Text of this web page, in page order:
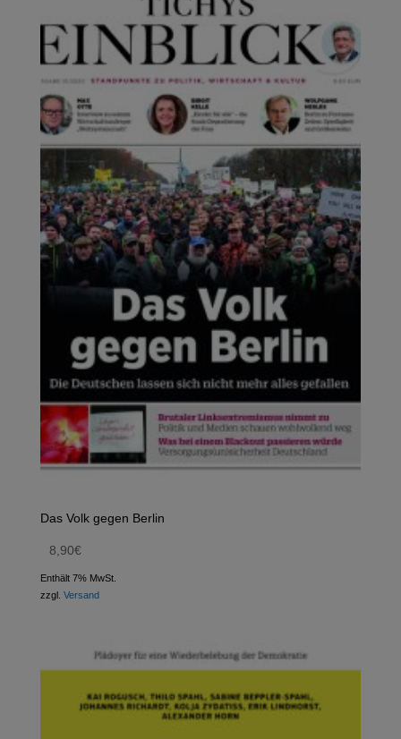
Das Volk gegen Berlin
8,90€
Enthält 7% MwSt.
zzgl. Versand